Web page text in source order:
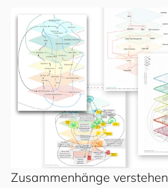
Zusammenhänge